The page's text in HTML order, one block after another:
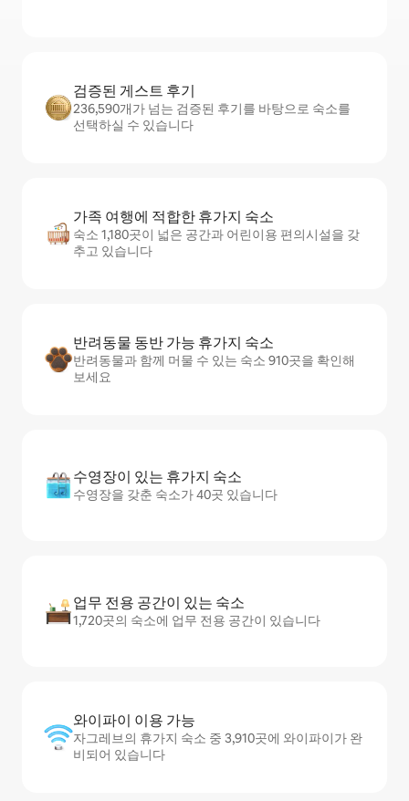
검증된 게스트 후기
236,590개가 넘는 검증된 후기를 바탕으로 숙소를
선택하실 수 있습니다
가족 여행에 적합한 휴가지 숙소
숙소 1,180곳이 넓은 공간과 어린이용 편의시설을 갖
추고 있습니다
반려동물 동반 가능 휴가지 숙소
반려동물과 함께 머물 수 있는 숙소 910곳을 확인해
보세요
수영장이 있는 휴가지 숙소
수영장을 갖춘 숙소가 40곳 있습니다
업무 전용 공간이 있는 숙소
1,720곳의 숙소에 업무 전용 공간이 있습니다
와이파이 이용 가능
자그레브의 휴가지 숙소 중 3,910곳에 와이파이가 완
비되어 있습니다